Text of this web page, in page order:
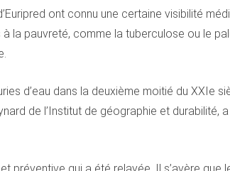
ont connu une certaine visibilité
la pauvreté, comme la tuberculose ou le
d’eau dans la deuxième moitié du XXIe
de l’Institut de géographie et